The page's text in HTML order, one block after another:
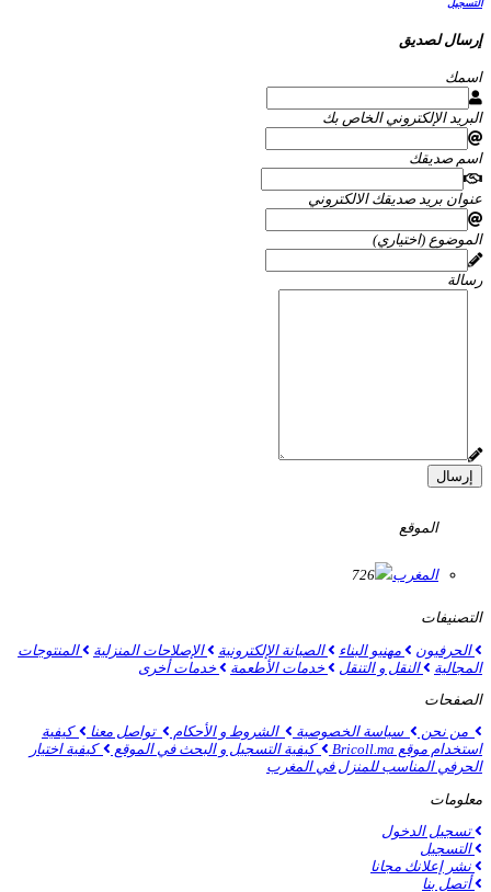
التسجيل
إرسال لصديق
اسمك
البريد الإلكتروني الخاص بك
اسم صديقك
عنوان بريد صديقك الالكتروني
الموضوع (اختياري)
رسالة
إرسال
الموقع
المغرب 726
التصنيفات
الحرفيون
مهنيو البناء الصيانة الإلكترونية الإصلاحات المنزلية
المنتوجات
المجالية
النقل و التنقل خدمات الأطعمة
خدمات أخرى
الصفحات
من نحن
سياسة الخصوصية الشروط و الأحكام تواصل معنا
كيفية
استخدام موقع Bricoll.ma
كيفية التسجيل و البحث في الموقع
كيفية اختيار
الحرفي المناسب للمنزل في المغرب
معلومات
تسجيل الدخول
التسجيل
نشر إعلانك مجانا
أتصل بنا